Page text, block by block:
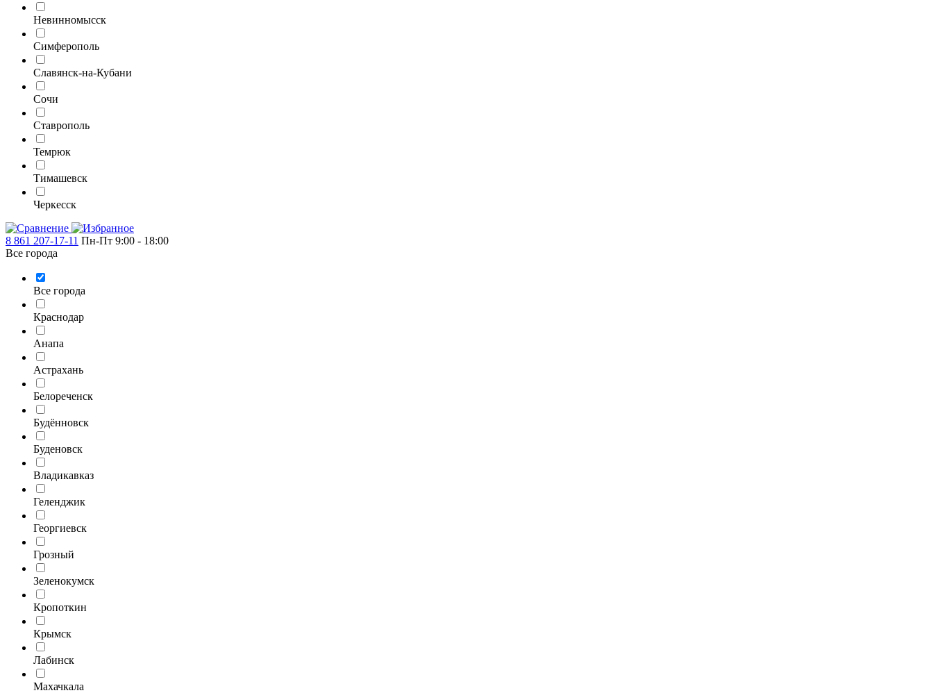
Невинномысск
Симферополь
Славянск-на-Кубани
Сочи
Ставрополь
Темрюк
Тимашевск
Черкесск
8 861 207-17-11 Пн-Пт 9:00 - 18:00
Все города
Все города
Краснодар
Анапа
Астрахань
Белореченск
Будённовск
Буденовск
Владикавказ
Геленджик
Георгиевск
Грозный
Зеленокумск
Кропоткин
Крымск
Лабинск
Махачкала